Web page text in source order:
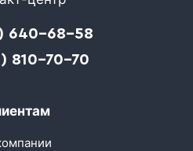
640-68-58
810-70-70